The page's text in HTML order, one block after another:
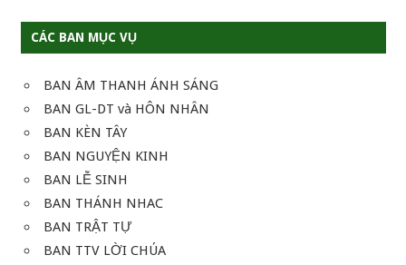
CÁC BAN MỤC VỤ
BAN ÂM THANH ÁNH SÁNG
BAN GL-DT và HÔN NHÂN
BAN KÈN TÂY
BAN NGUYỆN KINH
BAN LỄ SINH
BAN THÁNH NHAC
BAN TRẬT TỰ
BAN TTV LỜI CHÚA